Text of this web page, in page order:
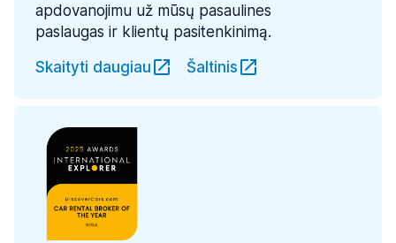
apdovanojimu už mūsų pasaulines
paslaugas ir klientų pasitenkinimą.
Skaityti daugiau
Šaltinis